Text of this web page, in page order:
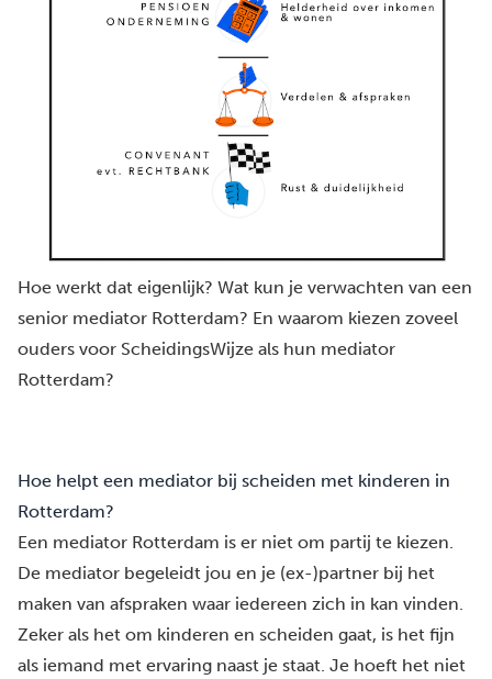
Hoe werkt dat eigenlijk? Wat kun je verwachten van een
senior mediator Rotterdam? En waarom kiezen zoveel
ouders voor ScheidingsWijze als hun mediator
Rotterdam?
Hoe helpt een mediator bij scheiden met kinderen in
Rotterdam?
Een mediator Rotterdam is er niet om partij te kiezen.
De mediator begeleidt jou en je (ex-)partner bij het
maken van afspraken waar iedereen zich in kan vinden.
Zeker als het om kinderen en scheiden gaat, is het fijn
als iemand met ervaring naast je staat. Je hoeft het niet